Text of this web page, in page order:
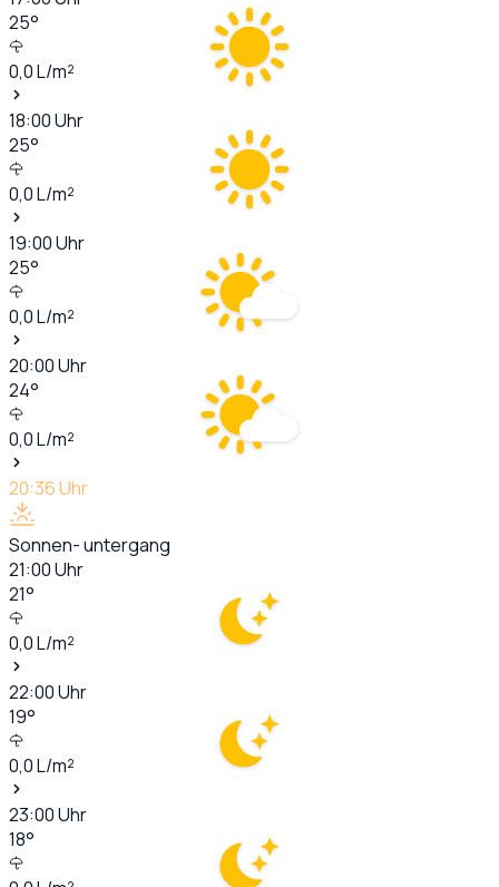
25°
0,0L/m²
18:00Uhr
25°
0,0L/m²
19:00Uhr
25°
0,0L/m²
20:00Uhr
24°
0,0L/m²
20:36Uhr
Sonnen- untergang
21:00Uhr
21°
0,0L/m²
22:00Uhr
19°
0,0L/m²
23:00Uhr
18°